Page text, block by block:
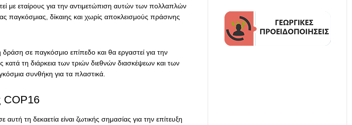
με εταίρους για την αντιμετώπιση αυτών των πολλαπλών
παγκόσμιας, δίκαιης και χωρίς αποκλεισμούς πράσινης
δράση σε παγκόσμιο επίπεδο και θα εργαστεί για την
κατά τη διάρκεια των τριών διεθνών διασκέψεων και των
συνθήκη για τα πλαστικά.
COP16
τη δεκαετία είναι ζωτικής σημασίας για την επίτευξη